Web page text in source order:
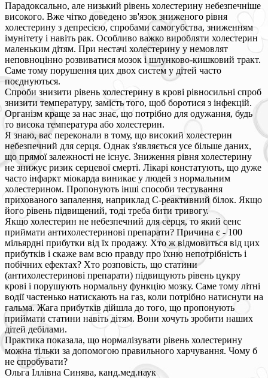
Парадоксально, але низький рівень холестерину небезпечніше
високого. Вже чітко доведено зв'язок зниженого рівня
холестерину з депресією, спробами самогубства, зниженням
імунітету і навіть рак. Особливо важко виробляти холестерин
маленьким дітям. При нестачі холестерину у немовлят
неповноцінно розвиватися мозок і шлунково-кишковий тракт.
Саме тому порушення цих двох систем у дітей часто
поєднуються.
Спроби знизити рівень холестерину в крові рівносильні спроб
знизити температуру, замість того, щоб боротися з інфекцій.
Організм краще за нас знає, що потрібно для одужання, будь
то висока температура або холестерин.
Я знаю, вас переконали в тому, що високий холестерин
небезпечний для серця. Однак з'являється усе більше даних,
що прямої залежності не існує. Зниження рівня холестерину
не знижує ризик серцевої смерті. Лікарі констатують, що дуже
часто інфаркт міокарда виникає у людей з нормальним
холестерином. Пропонують інші способи тестування
прихованого запалення, наприклад С-реактивний білок. Якщо
його рівень підвищений, тоді треба бити тривогу.
Якщо холестерин не небезпечний для серця, то який сенс
приймати антихолестеринові препарати? Причина є - 100
мільярдні прибутки від їх продажу. Хто ж відмовиться від цих
прибутків і скаже вам всю правду про їхню непотрібність і
побічних ефектах? Хто розповість, що статини
(антихолестеринові препарати) підвищують рівень цукру
крові і порушують нормальну функцію мозку. Саме тому літні
водії частенько натискають на газ, коли потрібно натиснути на
гальма. Жага прибутків дійшла до того, що пропонують
приймати статини навіть дітям. Вони хочуть зробити наших
дітей дебілами.
Практика показала, що нормалізувати рівень холестерину
можна тільки за допомогою правильного харчування. Чому б
не спробувати?
Ольга Іллівна Синява, канд.мед.наук